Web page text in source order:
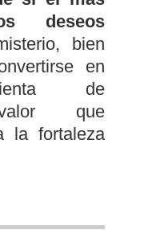
deseos
bien
en
de
que
la fortaleza